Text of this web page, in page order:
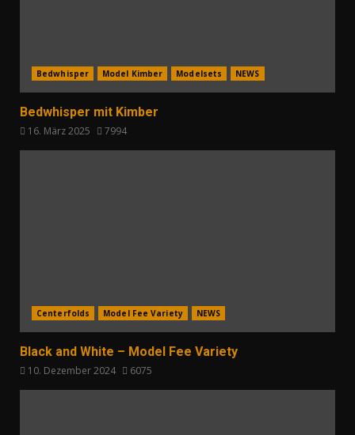
Bedwhisper Model Kimber Modelsets NEWS
Bedwhisper mit Kimber
16. März 2025 7994
Centerfolds Model Fee Variety NEWS
Black and White – Model Fee Variety
10. Dezember 2024 6075